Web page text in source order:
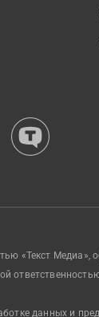
«Текст Медиа»,
данных и